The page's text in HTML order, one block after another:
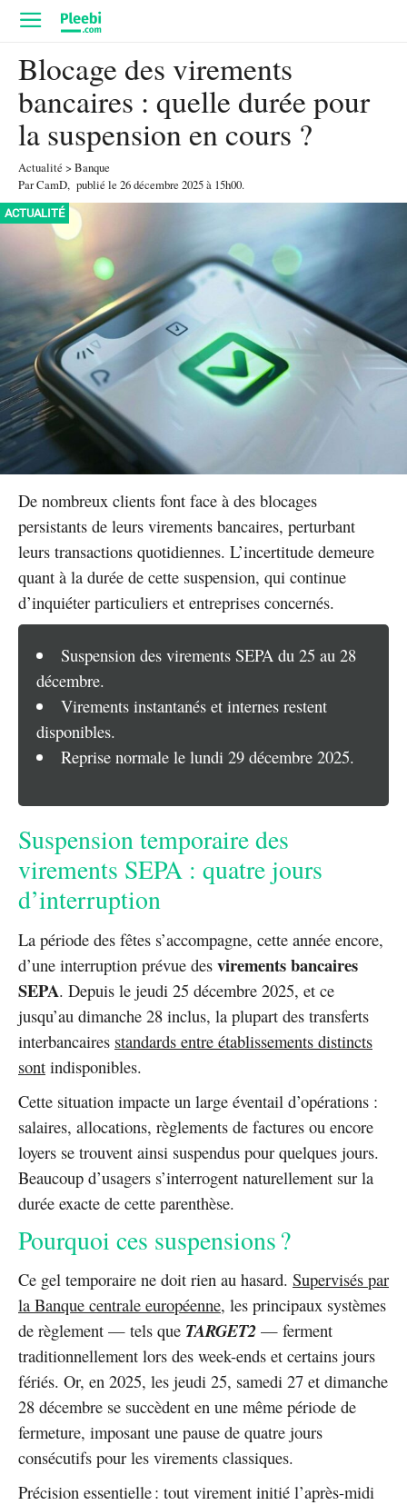
Blocage des virements
bancaires : quelle durée pour
la suspension en cours ?
Actualité > Banque
ParCamD, publié le 26 décembre 2025à 15h00.
ACTUALITÉ
De nombreux clients font face à des blocages
persistants de leurs virements bancaires, perturbant
leurs transactions quotidiennes. L’incertitude demeure
quant à la durée de cette suspension, qui continue
d’inquiéter particuliers et entreprises concernés.
Suspension des virements SEPA du 25 au 28
décembre.
Virements instantanés et internes restent
disponibles.
Reprise normale le lundi 29 décembre 2025.
Suspension temporaire des
virements SEPA : quatre jours
d’interruption
La période des fêtes s’accompagne, cette année encore,
d’une interruption prévue des virements bancaires
SEPA. Depuis le jeudi 25 décembre 2025, et ce
jusqu’au dimanche 28 inclus, la plupart des transferts
interbancaires standards entre établissements distincts
sont indisponibles.
Cette situation impacte un large éventail d’opérations :
salaires, allocations, règlements de factures ou encore
loyers se trouvent ainsi suspendus pour quelques jours.
Beaucoup d’usagers s’interrogent naturellement sur la
durée exacte de cette parenthèse.
Pourquoi ces suspensions ?
Ce gel temporaire ne doit rien au hasard. Supervisés par
la Banque centrale européenne, les principaux systèmes
de règlement — tels que TARGET2 — ferment
traditionnellement lors des week-ends et certains jours
fériés. Or, en 2025, les jeudi 25, samedi 27 et dimanche
28 décembre se succèdent en une même période de
fermeture, imposant une pause de quatre jours
consécutifs pour les virements classiques.
Précision essentielle : tout virement initié l’après-midi